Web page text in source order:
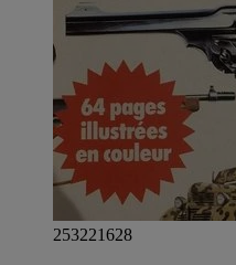
253221628